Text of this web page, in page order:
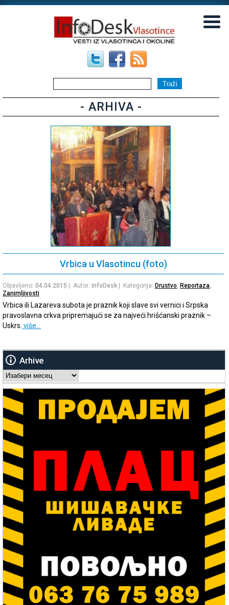
- ARHIVA -
Vrbica u Vlasotincu (foto)
Objavljeno: 04.04.2015 | Autor: InfoDesk | Kategorija: Drustvo, Reportaza,
Zanimljivosti
Vrbica ili Lazareva subota je praznik koji slave svi vernici i Srpska
pravoslavna crkva pripremajući se za najveći hrišćanski praznik –
Uskrs. više…
Arhive
Arhive